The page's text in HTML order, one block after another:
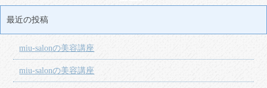
最近の投稿
miu-salonの美容講座
miu-salonの美容講座